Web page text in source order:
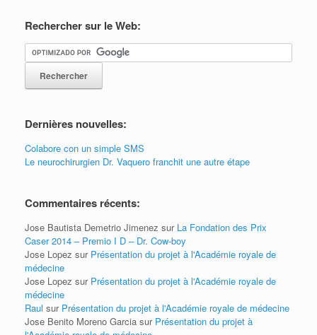
Rechercher sur le Web:
Dernières nouvelles:
Colabore con un simple SMS
Le neurochirurgien Dr. Vaquero franchit une autre étape
Commentaires récents:
Jose Bautista Demetrio Jimenez sur La Fondation des Prix
Caser 2014 – Premio I D – Dr. Cow-boy
Jose Lopez sur Présentation du projet à l'Académie royale de
médecine
Jose Lopez sur Présentation du projet à l'Académie royale de
médecine
Raul sur Présentation du projet à l'Académie royale de médecine
Jose Benito Moreno Garcia sur Présentation du projet à